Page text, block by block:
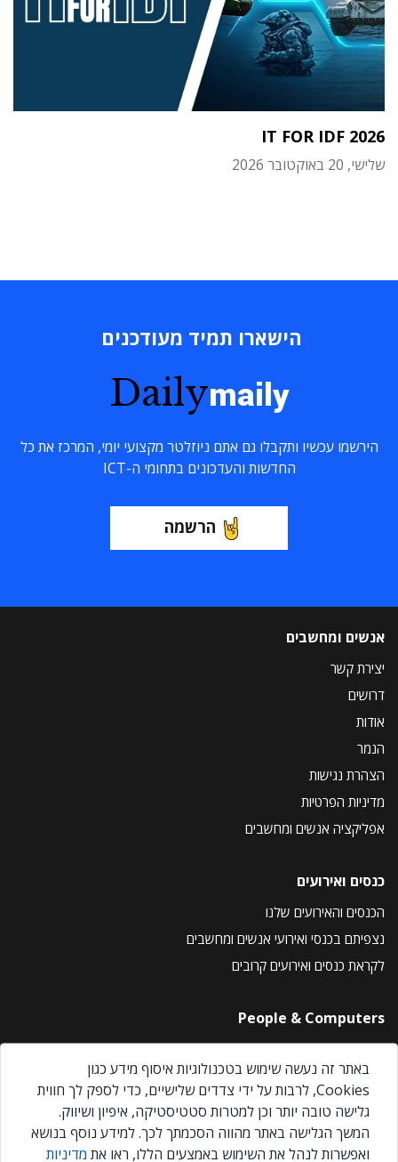
IT FOR IDF 2026
שלישי, 20 באוקטובר 2026
הישארו תמיד מעודכנים
Dailymaily
הירשמו עכשיו ותקבלו גם אתם ניוזלטר מקצועי יומי, המרכז את כל
החדשות והעדכונים בתחומי ה-ICT
הרשמה
אנשים ומחשבים
יצירת קשר
דרושים
אודות
הנמר
הצהרת נגישות
מדיניות הפרטיות
אפליקציה אנשים ומחשבים
כנסים ואירועים
הכנסים והאירועים שלנו
נצפיתם בכנסי ואירועי אנשים ומחשבים
לקראת כנסים ואירועים קרובים
People & Computers
About Us
Privacy Policy
Contact Us
Our Events
באתר זה נעשה שימוש בטכנולוגיות איסוף מידע כגון
Cookies, לרבות על ידי צדדים שלישיים, כדי לספק לך חווית
גלישה טובה יותר וכן למטרות סטטיסטיקה, איפיון ושיווק.
המשך הגלישה באתר מהווה הסכמתך לכך. למידע נוסף בנושא
ואפשרות לנהל את השימוש באמצעים הללו, ראו את מדיניות